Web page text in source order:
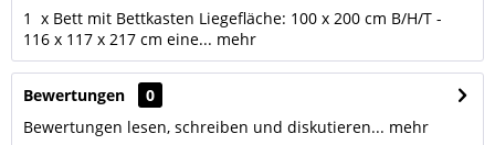
1 x Bett mit Bettkasten Liegefläche: 100 x 200 cm B/H/T -
116 x 117 x 217 cm eine... mehr
Bewertungen
0
Bewertungen lesen, schreiben und diskutieren... mehr